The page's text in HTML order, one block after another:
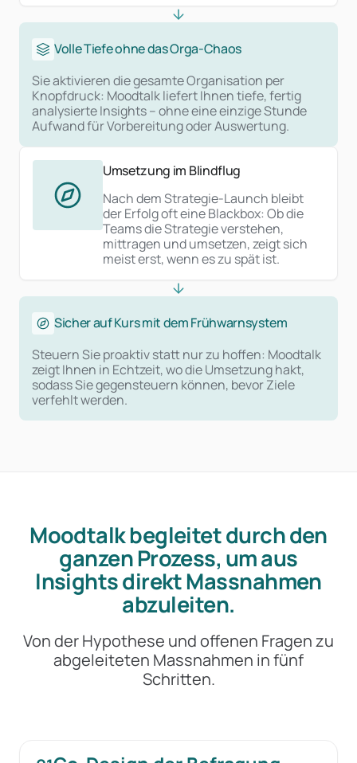
Volle Tiefe ohne das Orga-Chaos
Sie aktivieren die gesamte Organisation per
Knopfdruck: Moodtalk liefert Ihnen tiefe, fertig
analysierte Insights – ohne eine einzige Stunde
Aufwand für Vorbereitung oder Auswertung.
Umsetzung im Blindflug
Nach dem Strategie-Launch bleibt
der Erfolg oft eine Blackbox: Ob die
Teams die Strategie verstehen,
mittragen und umsetzen, zeigt sich
meist erst, wenn es zu spät ist.
Sicher auf Kurs mit dem Frühwarnsystem
Steuern Sie proaktiv statt nur zu hoffen: Moodtalk
zeigt Ihnen in Echtzeit, wo die Umsetzung hakt,
sodass Sie gegensteuern können, bevor Ziele
verfehlt werden.
Moodtalk begleitet durch den
ganzen Prozess, um aus
Insights direkt Massnahmen
abzuleiten.
Von der Hypothese und offenen Fragen zu
abgeleiteten Massnahmen in fünf
Schritten.